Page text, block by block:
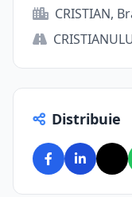
CRISTIAN,
Distribuie